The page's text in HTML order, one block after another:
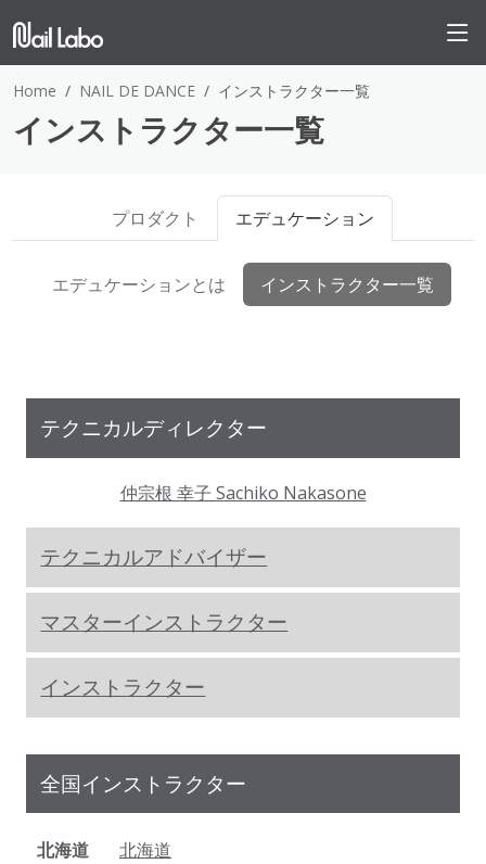
Home NAIL DE DANCE インストラクター一覧
インストラクター一覧
プロダクト エデュケーション
エデュケーションとは インストラクター一覧
テクニカルディレクター
仲宗根 幸子 Sachiko Nakasone
テクニカルアドバイザー
マスターインストラクター
インストラクター
全国インストラクター
北海道
北海道